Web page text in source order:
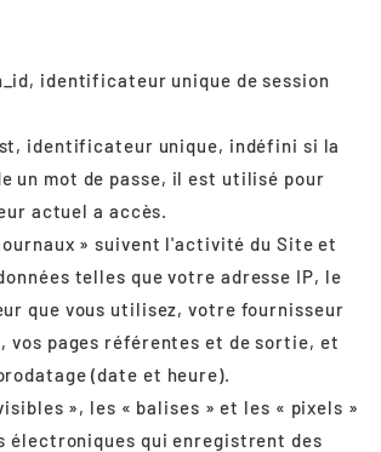
identificateur unique de session
identificateur unique, indéfini si la
un mot de passe, il est utilisé pour
actuel a accès.
» suivent l'activité du Site et
telles que votre adresse IP, le
que vous utilisez, votre fournisseur
vos pages référentes et de sortie, et
(date et heure).
», les « balises » et les « pixels »
électroniques qui enregistrent des